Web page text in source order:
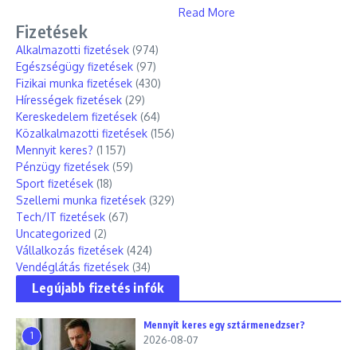
Read More
Fizetések
Alkalmazotti fizetések (974)
Egészségügy fizetések (97)
Fizikai munka fizetések (430)
Hírességek fizetések (29)
Kereskedelem fizetések (64)
Közalkalmazotti fizetések (156)
Mennyit keres? (1 157)
Pénzügy fizetések (59)
Sport fizetések (18)
Szellemi munka fizetések (329)
Tech/IT fizetések (67)
Uncategorized (2)
Vállalkozás fizetések (424)
Vendéglátás fizetések (34)
Legújabb fizetés infók
1
Mennyit keres egy sztármenedzser?
2026-08-07